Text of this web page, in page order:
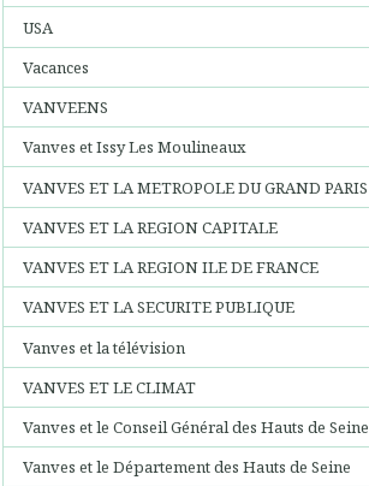
USA
Vacances
VANVEENS
Vanves et Issy Les Moulineaux
VANVES ET LA METROPOLE DU GRAND PARIS
VANVES ET LA REGION CAPITALE
VANVES ET LA REGION ILE DE FRANCE
VANVES ET LA SECURITE PUBLIQUE
Vanves et la télévision
VANVES ET LE CLIMAT
Vanves et le Conseil Général des Hauts de Seine
Vanves et le Département des Hauts de Seine